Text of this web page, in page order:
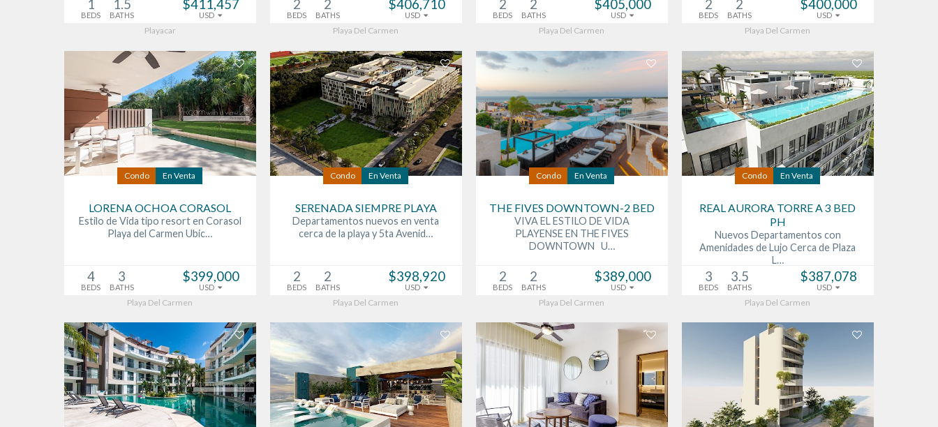
1
BEDS
1.5
BATHS
$411,457
USD
Playacar
2
BEDS
2
BATHS
$406,710
USD
Playa Del Carmen
2
BEDS
2
BATHS
$405,000
USD
Playa Del Carmen
2
BEDS
2
BATHS
$400,000
USD
Playa Del Carmen
Condo En Venta
LORENA OCHOA CORASOL
Estilo de Vida tipo resort en Corasol
Playa del Carmen Ubic…
4
BEDS
3
BATHS
$399,000
USD
Playa Del Carmen
Condo En Venta
SERENADA SIEMPRE PLAYA
Departamentos nuevos en venta
cerca de la playa y 5ta Avenid…
2
BEDS
2
BATHS
$398,920
USD
Playa Del Carmen
Condo En Venta
THE FIVES DOWNTOWN-2 BED
VIVA EL ESTILO DE VIDA
PLAYENSE EN THE FIVES
DOWNTOWN U…
2
BEDS
2
BATHS
$389,000
USD
Playa Del Carmen
Condo En Venta
REAL AURORA TORRE A 3 BED
PH
Nuevos Departamentos con
Amenidades de Lujo Cerca de Plaza
L…
3
BEDS
3.5
BATHS
$387,078
USD
Playa Del Carmen